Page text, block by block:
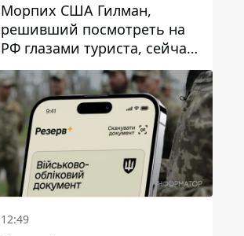
Морпих США Гилман,
решивший посмотреть на
РФ глазами туриста, сейчас
при смерти в тюрьме, где
его пытали и делали
инъекции
12:49